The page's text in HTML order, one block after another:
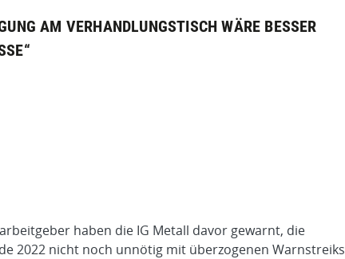
AM VERHANDLUNGSTISCH WÄRE BESSER
haben die IG Metall davor gewarnt, die
2022 nicht noch unnötig mit überzogenen Warnstreiks